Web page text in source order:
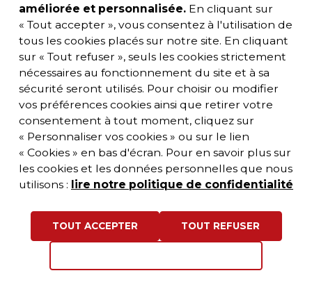
En route vers le label «
Ami des Aînés » : le Grand
Pic Saint-Loup donne la
parole aux seniors
PUBLIÉ LE 30 JUIN 2026
La Communauté de communes du Grand Pic Saint-
Loup s’engage dans la démarche « Ami des Aînés », un
label soutenu […]
AUTRES PAGES
améliorée et personnalisée. En cliquant sur
« Tout accepter », vous consentez à l'utilisation de
tous les cookies placés sur notre site. En cliquant
sur « Tout refuser », seuls les cookies strictement
nécessaires au fonctionnement du site et à sa
sécurité seront utilisés. Pour choisir ou modifier
vos préférences cookies ainsi que retirer votre
consentement à tout moment, cliquez sur
« Personnaliser vos cookies » ou sur le lien
« Cookies » en bas d'écran. Pour en savoir plus sur
les cookies et les données personnelles que nous
utilisons : lire notre politique de confidentialité
TOUT ACCEPTER TOUT REFUSER